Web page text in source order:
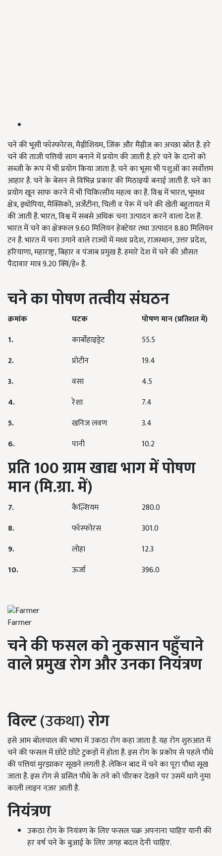
चने की भूसी फॉस्फोरस, मैग्नीशियम, जिंक और मैंग्नीज का अच्छा स्रोत है. हरे
चने की ताजी पत्तियाँ साग बनाने में प्रयोग की जाती है. हरे चने के दानों को
सब्जी के रूप में भी प्रयोग किया जाता है. चने का भूसा भी पशुओं का सर्वोत्तम
आहार है. चने के बेसन से विभिन्न प्रकार की मिठाइयाँ बनाई जाती हैं. चने का
प्रयोग खून साफ करने में भी चिकित्सीय महत्व का है. विश्व में भारत, भूमध्य
क्षेत्र, इथोपिया, मैक्सिको, अर्जेंटीना, चिली व पेरू में चने की खेती बहुतायत में
की जाती है. भारत, विश्व में सबसे अधिक चना उत्पादन करने वाला देश है.
भारत में चने का क्षेत्रफल 9.60 मिलियन हेक्टेयर तथा उत्पादन 8.80 मिलियन
टन है. भारत में चना उगाने वाले राज्यों में मध्य प्रदेश, राजस्थान, उत्तर प्रदेश,
हरियाणा, महाराष्ट्र, बिहार व पंजाब प्रमुख है. हमारे देश में चने की औसत
पैदावार मात्र 9.20 क्विं/हे॰ है.
चने का पोषण तत्वीय संघठन
क्रमांक घटक
पोषण मान (प्रतिशत में)
1.
कार्बोहाइड्रेट
55.5
2.
प्रोटीन
19.4
3.
वसा
4.5
4.
रेशा
7.4
5.
खनिज लवण
3.4
6.
पानी 10.2
प्रति100ग्राम खाद्य भाग में पोषण
मान (मि.ग्रा. में)
7. कैल्शियम
280.0
8.
फॉस्फोरस
301.0
9.
लोहा
12.3
10.
ऊर्जा 396.0
Farmer
चने की फसल को नुकसान पहुँचाने
वाले प्रमुख रोग औरउनका नियंत्रण
विल्ट(उकथा)रोग
इसे आम बोलचाल की भाषा में उकठा रोग कहा जाता है. यह रोग शुरुआत में
चने की फसल में छोटे छोटे टुकड़ों में होता है. इस रोग के प्रकोप से पहले पौधे
की पत्तियां मुरझाकर सूखने लगती है. लेकिन बाद में चने का पूरा पौधा सूख
जाता है. इस रोग से ग्रसित पौधे के तने को चीरकर देखने पर उसमें धागे नुमा
काली लाइन नज़र आती है.
नियंत्रण
उकठा रोग के नियंत्रण के लिए फसल चक्र अपनाना चाहिए यानी की
हर वर्ष चने के बुआई के लिए जगह बदल देनी चाहिए.